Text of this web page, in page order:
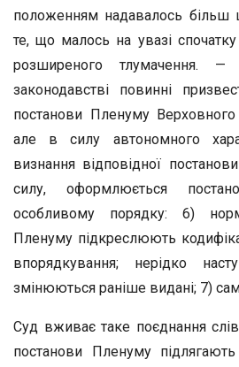
положенням надавалось більш
те, що малось на увазі спочатку
розширеного тлумачення.
законодавстві повинні
постанови Пленуму
але в силу автономного
визнання відповідної
силу, оформлюється
особливому порядку: 6)
Пленуму підкреслюють
впорядкування; нерідко
змінюються раніше видані; 7)
Суд вживає таке поєднання
постанови Пленуму